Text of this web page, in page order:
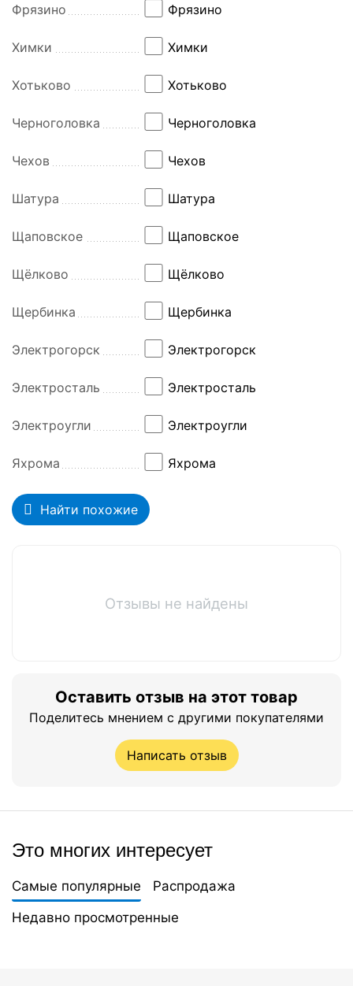
Фрязино Фрязино
Химки Химки
Хотьково Хотьково
Черноголовка Черноголовка
Чехов Чехов
Шатура Шатура
Щаповское Щаповское
Щёлково Щёлково
Щербинка Щербинка
Электрогорск Электрогорск
Электросталь Электросталь
Электроугли Электроугли
Яхрома Яхрома
Найти похожие
Отзывы не найдены
Оставить отзыв на этот товар
Поделитесь мнением с другими покупателями
Написать отзыв
Это многих интересует
Самые популярные
Распродажа
Недавно просмотренные